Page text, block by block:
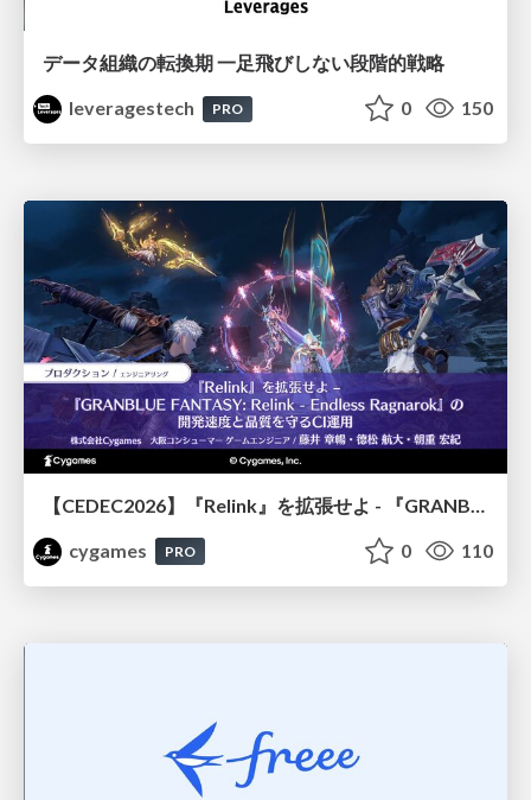
データ組織の転換期 一足飛びしない段階的戦略
leveragestech
PRO 0 150
cygames
PRO 0 110